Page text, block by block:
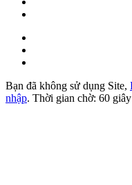
Bạn đã không sử dụng Site,
nhập. Thời gian chờ: 60 giây